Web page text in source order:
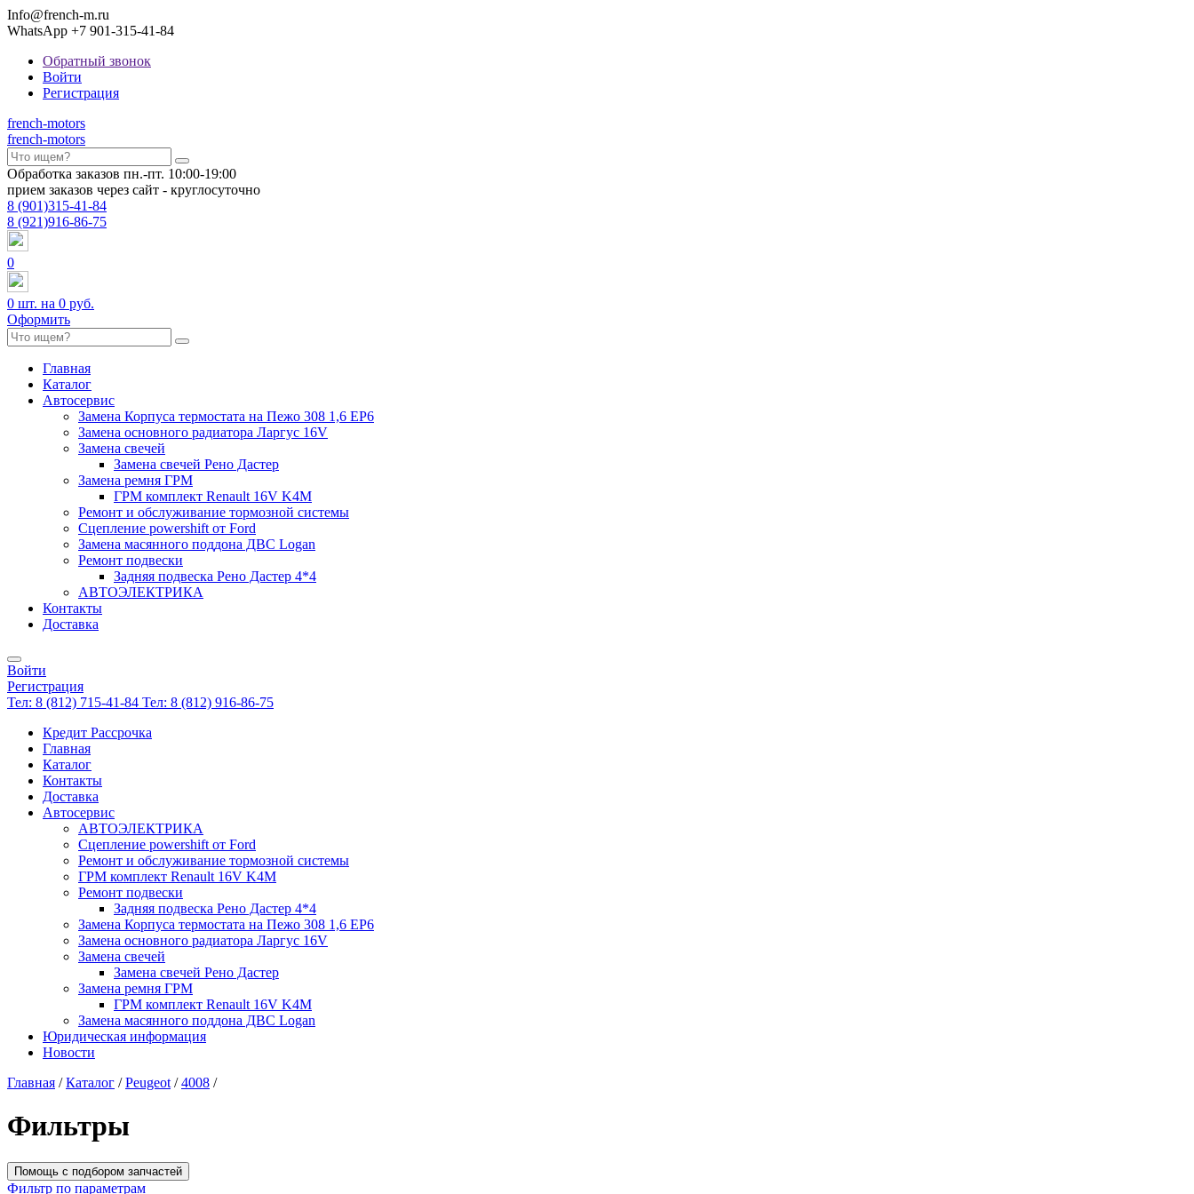
Info@french-m.ru
WhatsApp +7 901-315-41-84
Обратный звонок
Войти
Регистрация
french-motors
french-motors
Обработка заказов пн.-пт. 10:00-19:00
прием заказов через сайт - круглосуточно
8 (901)315-41-84
8 (921)916-86-75
0
0 шт. на 0 руб.
Оформить
Главная
Каталог
Автосервис
Замена Корпуса термостата на Пежо 308 1,6 EP6
Замена основного радиатора Ларгус 16V
Замена свечей
Замена свечей Рено Дастер
Замена ремня ГРМ
ГРМ комплект Renault 16V K4M
Ремонт и обслуживание тормозной системы
Сцепление powershift от Ford
Замена масянного поддона ДВС Logan
Ремонт подвески
Задняя подвеска Рено Дастер 4*4
АВТОЭЛЕКТРИКА
Контакты
Доставка
Войти
Регистрация
Тел: 8 (812) 715-41-84 Тел: 8 (812) 916-86-75
Кредит Рассрочка
Главная
Каталог
Контакты
Доставка
Автосервис
АВТОЭЛЕКТРИКА
Сцепление powershift от Ford
Ремонт и обслуживание тормозной системы
ГРМ комплект Renault 16V K4M
Ремонт подвески
Задняя подвеска Рено Дастер 4*4
Замена Корпуса термостата на Пежо 308 1,6 EP6
Замена основного радиатора Ларгус 16V
Замена свечей
Замена свечей Рено Дастер
Замена ремня ГРМ
ГРМ комплект Renault 16V K4M
Замена масянного поддона ДВС Logan
Юридическая информация
Новости
Главная / Каталог / Peugeot / 4008 /
Фильтры
Помощь с подбором запчастей
Фильтр по параметрам